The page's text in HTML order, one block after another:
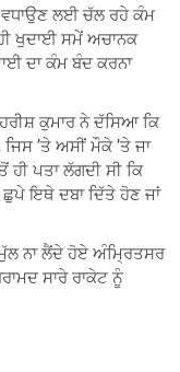
ਵਧਾਉਣ ਲਈ ਚੱਲ ਰਹੇ ਕੰਮ
ਖੁਦਾਈ ਸਮੇਂ ਅਚਾਨਕ
ਦਾ ਕੰਮ ਬੰਦ ਕਰਨਾ
ਕੁਮਾਰ ਨੇ ਦੱਸਿਆ ਕਿ
’ਤੇ ਅਸੀਂ ਮੌਕੇ ’ਤੇ ਜਾ
ਹੀ ਪਤਾ ਲੱਗਦੀ ਸੀ ਕਿ
ਇਥੇ ਦਬਾ ਦਿੱਤੇ ਹੋਣ ਜਾਂ
ਮੁੱਲ ਨਾ ਲੈਂਦੇ ਹੋਏ ਅੰਮ੍ਰਿਤਸਰ
ਸਾਰੇ ਰਾਕੇਟ ਨੂੰ